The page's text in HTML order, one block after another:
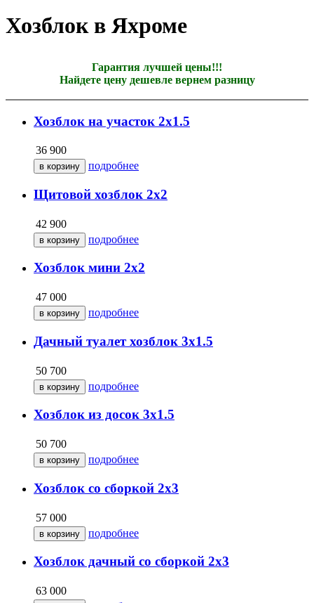
Хозблок в Яхроме
Гарантия лучшей цены!!!
Найдете цену дешевле вернем разницу
Хозблок на участок 2х1.5
36 900
подробнее
Щитовой хозблок 2х2
42 900
подробнее
Хозблок мини 2х2
47 000
подробнее
Дачный туалет хозблок 3х1.5
50 700
подробнее
Хозблок из досок 3х1.5
50 700
подробнее
Хозблок со сборкой 2х3
57 000
подробнее
Хозблок дачный со сборкой 2х3
63 000